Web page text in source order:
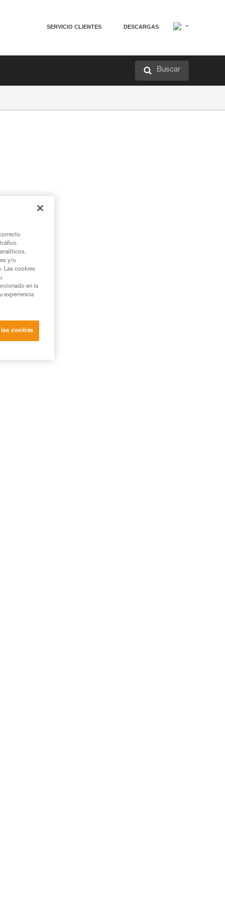
SERVICIO CLIENTES DESCARGAS
Buscar
y/o
Las cookies
en la
experiencia
cookies